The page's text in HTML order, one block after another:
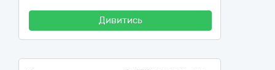
Дивитись